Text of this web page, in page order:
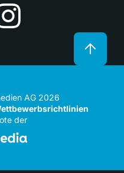
AG 2026
der